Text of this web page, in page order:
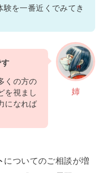
験を一番近くでみてき
姉
くの方の
を視まし
になれば
についてのご相談が増